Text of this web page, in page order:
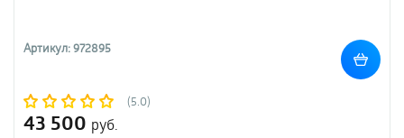
Артикул: 972895
(5.0)
43 500 руб.